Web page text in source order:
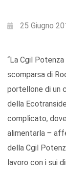
25 Giugno
“La Cgil
scomparsa di
portellone di un
della
complicato,
alimentarla –
della Cgil
lavoro con i sui